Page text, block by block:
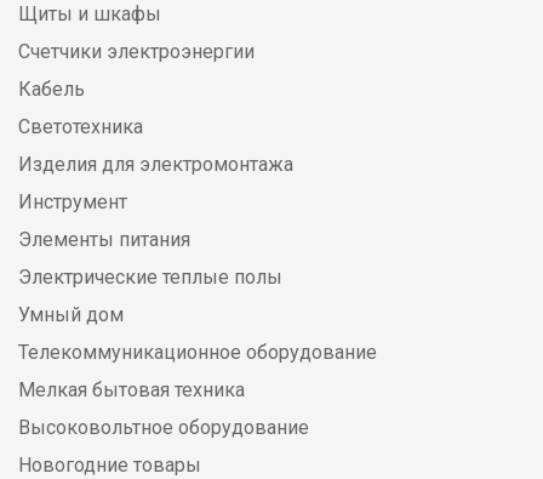
Щиты и шкафы
Счетчики электроэнергии
Кабель
Светотехника
Изделия для электромонтажа
Инструмент
Элементы питания
Электрические теплые полы
Умный дом
Телекоммуникационное оборудование
Мелкая бытовая техника
Высоковольтное оборудование
Новогодние товары